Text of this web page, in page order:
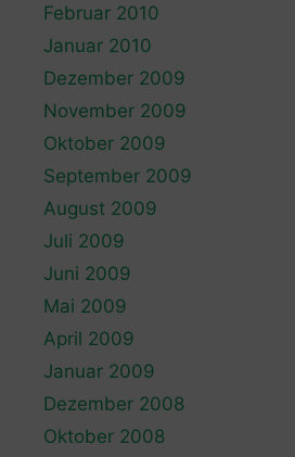
Februar 2010
Januar 2010
Dezember 2009
November 2009
Oktober 2009
September 2009
August 2009
Juli 2009
Juni 2009
Mai 2009
April 2009
Januar 2009
Dezember 2008
Oktober 2008